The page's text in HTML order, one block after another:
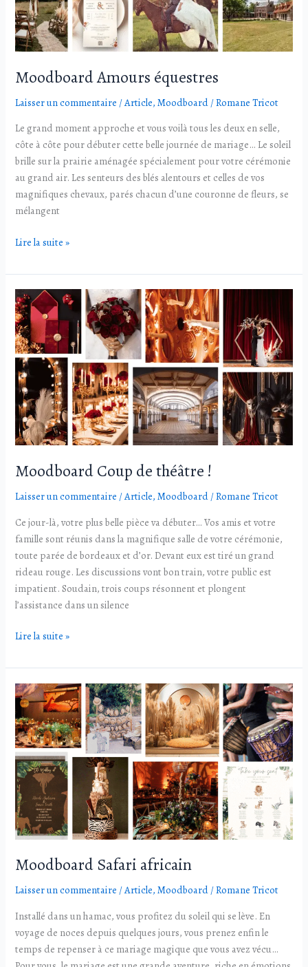
Moodboard Amours équestres
Laisser un commentaire /Article,Moodboard /Romane Tricot
Le grand moment approche et vous voilà tous les deux en selle,
côte à côte pour débuter cette belle journée de mariage… Le soleil
brille sur la prairie aménagée spécialement pour votre cérémonie
au grand air. Les senteurs des blés alentours et celles de vos
magnifiques chevaux, parés chacun d’une couronne de fleurs, se
mélangent
Lire la suite »
Moodboard Coup de théâtre !
Laisser un commentaire /Article,Moodboard /Romane Tricot
Ce jour-là, votre plus belle pièce va débuter… Vos amis et votre
famille sont réunis dans la magnifique salle de votre cérémonie,
toute parée de bordeaux et d’or. Devant eux est tiré un grand
rideau rouge. Les discussions vont bon train, votre public est
impatient. Soudain, trois coups résonnent et plongent
l’assistance dans un silence
Moodboard
Coup
de
théâtre
Lire la suite »
Moodboard Safari africain
Laisser un commentaire /Article,Moodboard/Romane Tricot
Installé dans un hamac, vous profitez du soleil qui se lève. En
voyage de noces depuis quelques jours, vous prenez enfin le
temps de repenser à ce mariage magique que vous avez vécu…
Moodboard
Safari
africain